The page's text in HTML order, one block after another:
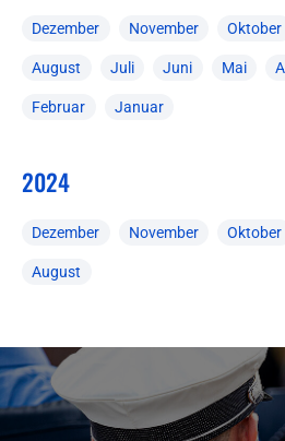
Dezember November Oktober
August Juli Juni Mai
Februar Januar
2024
Dezember November Oktober
August